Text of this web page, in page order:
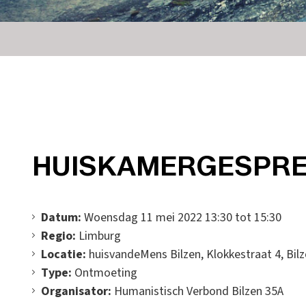
Datum: Woensdag 11 mei 2022 13:30 tot 15:30
Regio: Limburg
Locatie: huisvandeMens Bilzen, Klokkestraat 4,
Type: Ontmoeting
Organisator: Humanistisch Verbond Bilzen 35A